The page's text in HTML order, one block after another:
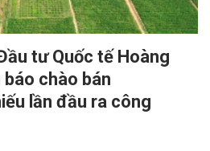
tư Quốc tế Hoàng
chào bán
lần đầu ra công